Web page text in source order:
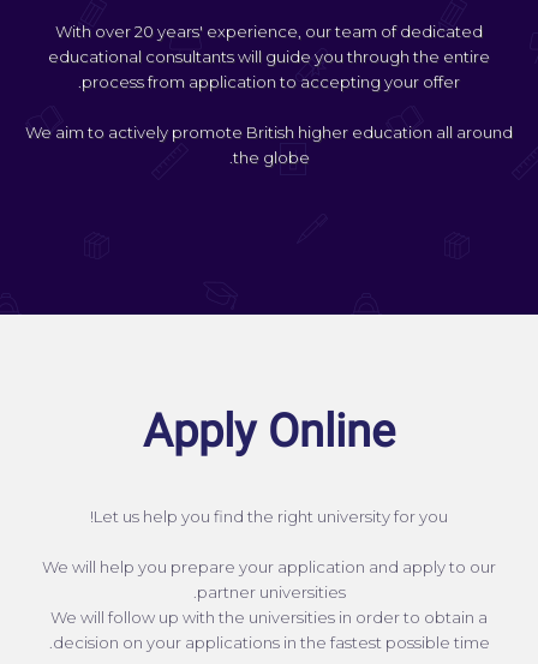
With over 20 years' experience, our team of dedicated
educational consultants will guide you through the entire
process from application to accepting your offer.
We aim to actively promote British higher education all around
the globe.
Apply Online
Let us help you find the right university for you!
We will help you prepare your application and apply to our
partner universities.
We will follow up with the universities in order to obtain a
decision on your applications in the fastest possible time.